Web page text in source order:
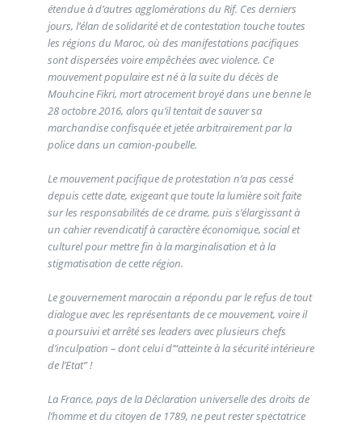
étendue à d’autres agglomérations du Rif. Ces derniers
jours, l’élan de solidarité et de contestation touche toutes
les régions du Maroc, où des manifestations pacifiques
sont dispersées voire empêchées avec violence. Ce
mouvement populaire est né à la suite du décès de
Mouhcine Fikri, mort atrocement broyé dans une benne le
28 octobre 2016, alors qu’il tentait de sauver sa
marchandise confisquée et jetée arbitrairement par la
police dans un camion-poubelle.
Le mouvement pacifique de protestation n’a pas cessé
depuis cette date, exigeant que toute la lumière soit faite
sur les responsabilités de ce drame, puis s’élargissant à
un cahier revendicatif à caractère économique, social et
culturel pour mettre fin à la marginalisation et à la
stigmatisation de cette région.
Le gouvernement marocain a répondu par le refus de tout
dialogue avec les représentants de ce mouvement, voire il
a poursuivi et arrêté ses leaders avec plusieurs chefs
d’inculpation – dont celui d’“atteinte à la sécurité intérieure
de l’Etat” !
La France, pays de la Déclaration universelle des droits de
l’homme et du citoyen de 1789, ne peut rester spectatrice